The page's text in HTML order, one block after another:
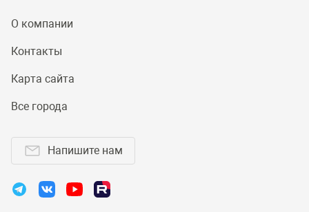
О компании
Контакты
Карта сайта
Все города
Напишите нам